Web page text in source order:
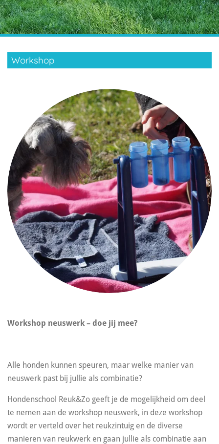
Workshop
Workshop neuswerk – doe jij mee?
Alle honden kunnen speuren, maar welke manier van
neuswerk past bij jullie als combinatie?
Hondenschool Reuk&Zo geeft je de mogelijkheid om deel
te nemen aan de workshop neuswerk, in deze workshop
wordt er verteld over het reukzintuig en de diverse
manieren van reukwerk en gaan jullie als combinatie aan